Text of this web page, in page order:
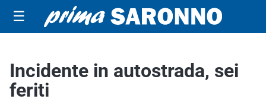
☰
Incidente in autostrada, sei
feriti